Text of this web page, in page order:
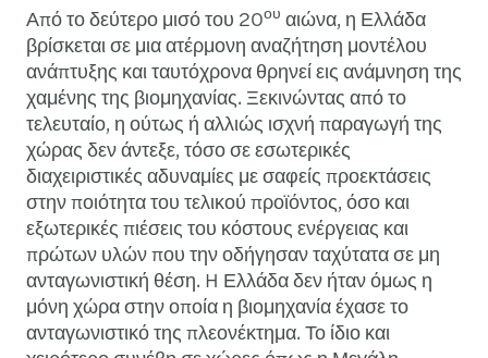
Από το δεύτερο μισό του 20ου αιώνα, η Ελλάδα
βρίσκεται σε μια ατέρμονη αναζήτηση μοντέλου
ανάπτυξης και ταυτόχρονα θρηνεί εις ανάμνηση της
χαμένης της βιομηχανίας. Ξεκινώντας από το
τελευταίο, η ούτως ή αλλιώς ισχνή παραγωγή της
χώρας δεν άντεξε, τόσο σε εσωτερικές
διαχειριστικές αδυναμίες με σαφείς προεκτάσεις
στην ποιότητα του τελικού προϊόντος, όσο και
εξωτερικές πιέσεις του κόστους ενέργειας και
πρώτων υλών που την οδήγησαν ταχύτατα σε μη
ανταγωνιστική θέση. H Ελλάδα δεν ήταν όμως η
μόνη χώρα στην οποία η βιομηχανία έχασε το
ανταγωνιστικό της πλεονέκτημα. Το ίδιο και